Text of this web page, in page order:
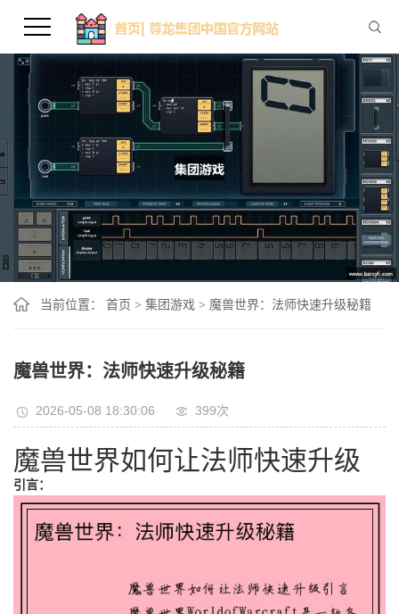
当前位置： 首页 > 集团游戏 > 魔兽世界：法师快速升级秘籍
魔兽世界：法师快速升级秘籍
2026-05-08 18:30:06 399次
魔兽世界如何让法师快速升级
引言：